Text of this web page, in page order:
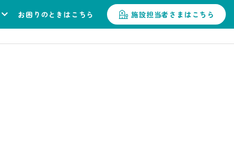
お困りのときはこちら 施設担当者さまはこちら